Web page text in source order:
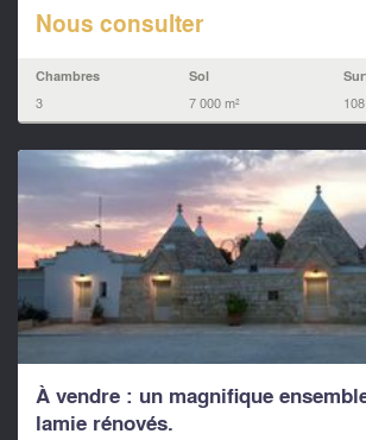
Nous consulter
Chambres
3
Sol
7 000 m²
À vendre : un magnifique
lamie rénovés.